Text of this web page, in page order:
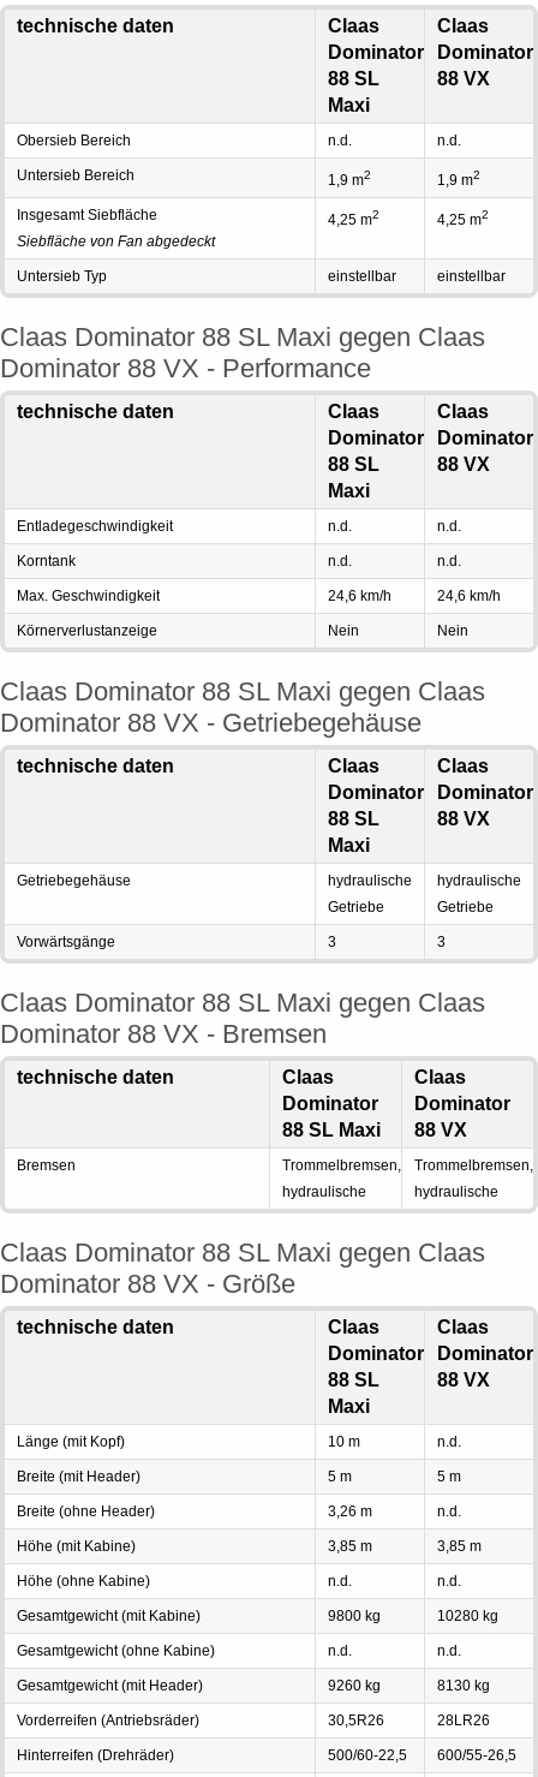
technische daten
Claas
Dominator
88 SL
Maxi
Claas
Dominator
88 VX
Obersieb Bereich n.d. n.d.
Untersieb Bereich 1,9 m2 1,9 m2
Insgesamt Siebfläche
Siebfläche von Fan abgedeckt
4,25 m2 4,25 m2
Untersieb Typ einstellbar einstellbar
Claas Dominator 88 SL Maxi gegen Claas
Dominator 88 VX - Performance
technische daten
Claas
Dominator
88 SL
Maxi
Claas
Dominator
88 VX
Entladegeschwindigkeit n.d. n.d.
Korntank n.d. n.d.
Max. Geschwindigkeit 24,6 km/h 24,6 km/h
Körnerverlustanzeige Nein Nein
Claas Dominator 88 SL Maxi gegen Claas
Dominator 88 VX - Getriebegehäuse
technische daten
Claas
Dominator
88 SL
Maxi
Claas
Dominator
88 VX
Getriebegehäuse
hydraulische
Getriebe
hydraulische
Getriebe
Vorwärtsgänge 3 3
Claas Dominator 88 SL Maxi gegen Claas
Dominator 88 VX - Bremsen
technische daten
Claas
Dominator
88 SL Maxi
Claas
Dominator
88 VX
Bremsen
Trommelbremsen,
hydraulische
Trommelbremsen,
hydraulische
Claas Dominator 88 SL Maxi gegen Claas
Dominator 88 VX - Größe
technische daten
Claas
Dominator
88 SL
Maxi
Claas
Dominator
88 VX
Länge (mit Kopf) 10 m n.d.
Breite (mit Header) 5 m 5 m
Breite (ohne Header) 3,26 m n.d.
Höhe (mit Kabine) 3,85 m 3,85 m
Höhe (ohne Kabine) n.d. n.d.
Gesamtgewicht (mit Kabine) 9800 kg 10280 kg
Gesamtgewicht (ohne Kabine) n.d. n.d.
Gesamtgewicht (mit Header) 9260 kg 8130 kg
Vorderreifen (Antriebsräder) 30,5R26 28LR26
Hinterreifen (Drehräder) 500/60-22,5 600/55-26,5